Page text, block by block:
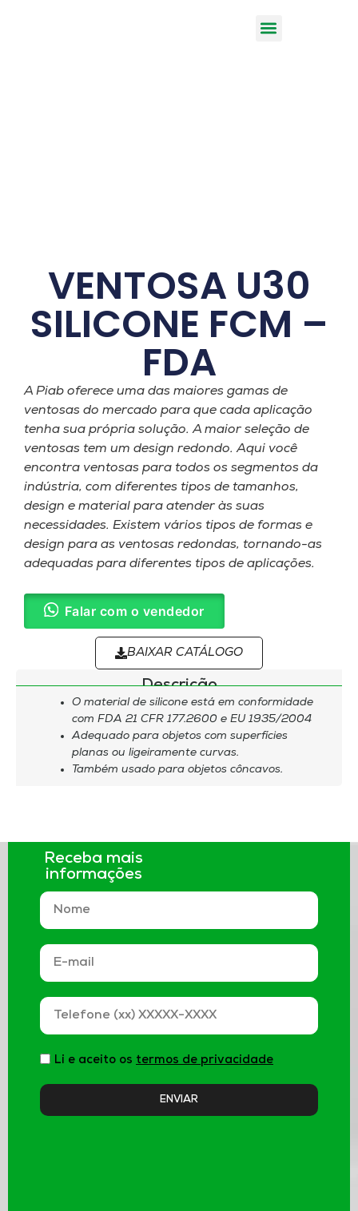
VENTOSA U30
SILICONE FCM –
FDA
A Piab oferece uma das maiores gamas de
ventosas do mercado para que cada aplicação
tenha sua própria solução. A maior seleção de
ventosas tem um design redondo. Aqui você
encontra ventosas para todos os segmentos da
indústria, com diferentes tipos de tamanhos,
design e material para atender às suas
necessidades. Existem vários tipos de formas e
design para as ventosas redondas, tornando-as
adequadas para diferentes tipos de aplicações.
Falar com o vendedor
BAIXAR CATÁLOGO
Descrição
O material de silicone está em conformidade
com FDA 21 CFR 177.2600 e EU 1935/2004
Adequado para objetos com superfícies
planas ou ligeiramente curvas.
Também usado para objetos côncavos.
Receba mais
informações
Li e aceito os termos de privacidade
ENVIAR